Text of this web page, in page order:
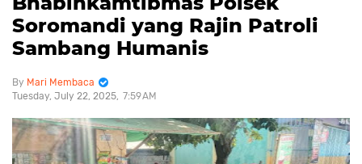
Soromandi yang Rajin Patroli
Sambang Humanis
Mari Membaca
Tuesday, July 22, 2025 7:59 AM